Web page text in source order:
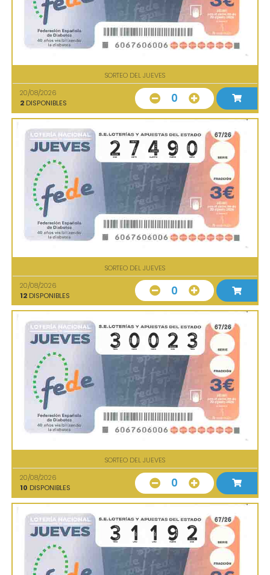
SORTEO DEL JUEVES
20/08/2026
2 DISPONIBLES 0
SORTEO DEL JUEVES
20/08/2026
12 DISPONIBLES 0
SORTEO DEL JUEVES
20/08/2026
10 DISPONIBLES 0